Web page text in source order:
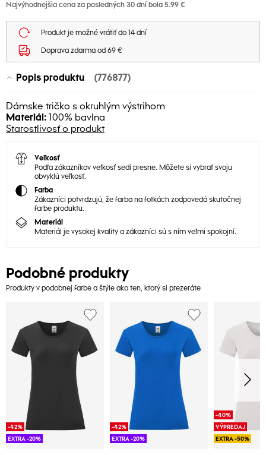
Najvýhodnejšia cena za posledných 30 dní bola 5.99 €
Produkt je možné vrátiť do 14 dní
Doprava zdarma od 69 €
Popis produktu (776877)
Dámske tričko s okruhlým výstrihom
Materiál: 100% bavlna
Starostlivosť o produkt
Veľkosť
Podľa zákazníkov veľkosť sedí presne. Môžete si vybrať svoju
obvyklú veľkosť.
Farba
Zákazníci potvrdzujú, že farba na fotkách zodpovedá skutočnej
farbe produktu.
Materiál
Materiál je vysokej kvality a zákazníci sú s ním veľmi spokojní.
Podobné produkty
Produkty v podobnej farbe a štýle ako ten, ktorý si prezeráte
-42%
EXTRA -20%
-42%
EXTRA -20%
-40%
VÝPREDAJ
EXTRA -50%